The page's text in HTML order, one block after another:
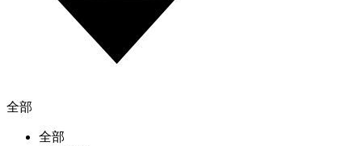
全部
全部